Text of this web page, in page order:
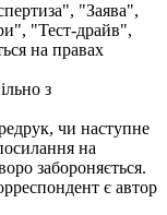
"Заява",
"Тест-драйв",
на правах
з
чи наступне
на
забороняється.
є автор